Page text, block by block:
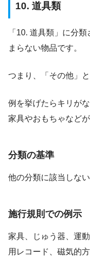
10. 道具類
「10. 道具類」に分
まらない物品です。
つまり、「その他」
例を挙げたらキリが
家具やおもちゃなど
分類の基準
他の分類に該当しな
施行規則での例示
家具、じゅう器、運
用レコード、磁気的